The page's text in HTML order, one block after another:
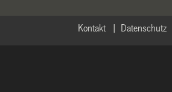
Datenschutz
Kontakt